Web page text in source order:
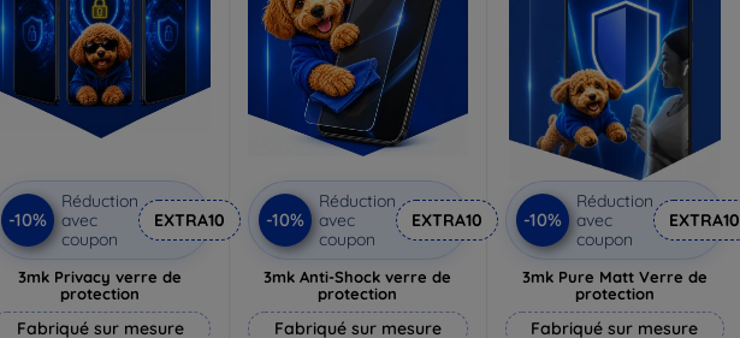
-10%
Réduction
avec
coupon
EXTRA10
3mk Privacy verre de
protection
Fabriqué sur mesure
-10%
Réduction
avec
coupon
EXTRA10
3mk Anti-Shock verre de
protection
Fabriqué sur mesure
-10%
Réduction
avec
coupon
EXTRA10
3mk Pure Matt Verre de
protection
Fabriqué sur mesure